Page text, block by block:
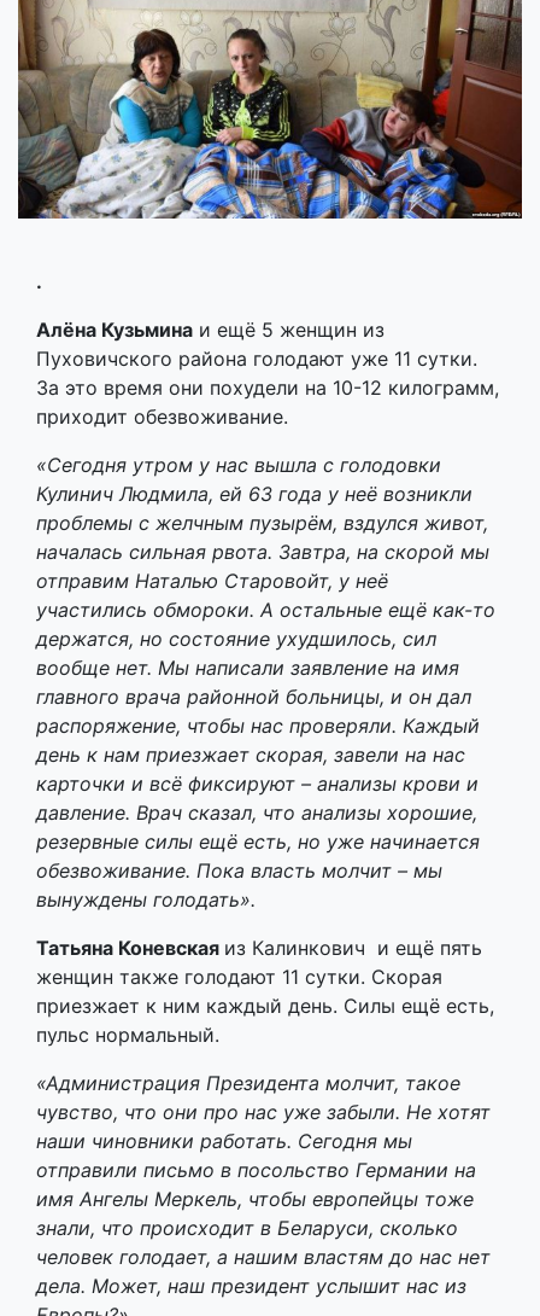
.
Алёна Кузьмина и ещё 5 женщин из
Пуховичского района голодают уже 11 сутки.
За это время они похудели на 10-12 килограмм,
приходит обезвоживание.
«Сегодня утром у нас вышла с голодовки
Кулинич Людмила, ей 63 года у неё возникли
проблемы с желчным пузырём, вздулся живот,
началась сильная рвота. Завтра, на скорой мы
отправим Наталью Старовойт, у неё
участились обмороки. А остальные ещё как-то
держатся, но состояние ухудшилось, сил
вообще нет. Мы написали заявление на имя
главного врача районной больницы, и он дал
распоряжение, чтобы нас проверяли. Каждый
день к нам приезжает скорая, завели на нас
карточки и всё фиксируют – анализы крови и
давление. Врач сказал, что анализы хорошие,
резервные силы ещё есть, но уже начинается
обезвоживание. Пока власть молчит – мы
вынуждены голодать».
Татьяна Коневская из Калинкович и ещё пять
женщин также голодают 11 сутки. Скорая
приезжает к ним каждый день. Силы ещё есть,
пульс нормальный.
«Администрация Президента молчит, такое
чувство, что они про нас уже забыли. Не хотят
наши чиновники работать. Сегодня мы
отправили письмо в посольство Германии на
имя Ангелы Меркель, чтобы европейцы тоже
знали, что происходит в Беларуси, сколько
человек голодает, а нашим властям до нас нет
дела. Может, наш президент услышит нас из